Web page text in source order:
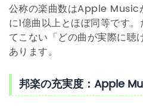
公称の楽曲数はApple Music
に1億曲以上とほぼ同等です
てこない「どの曲が実際に聴
あります。
邦楽の充実度：Apple